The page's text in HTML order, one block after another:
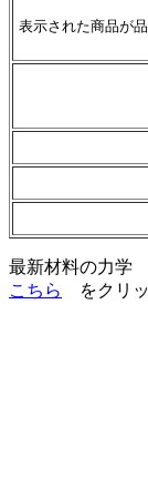
表示された商品が
最新材料の力学
こちら
をクリ